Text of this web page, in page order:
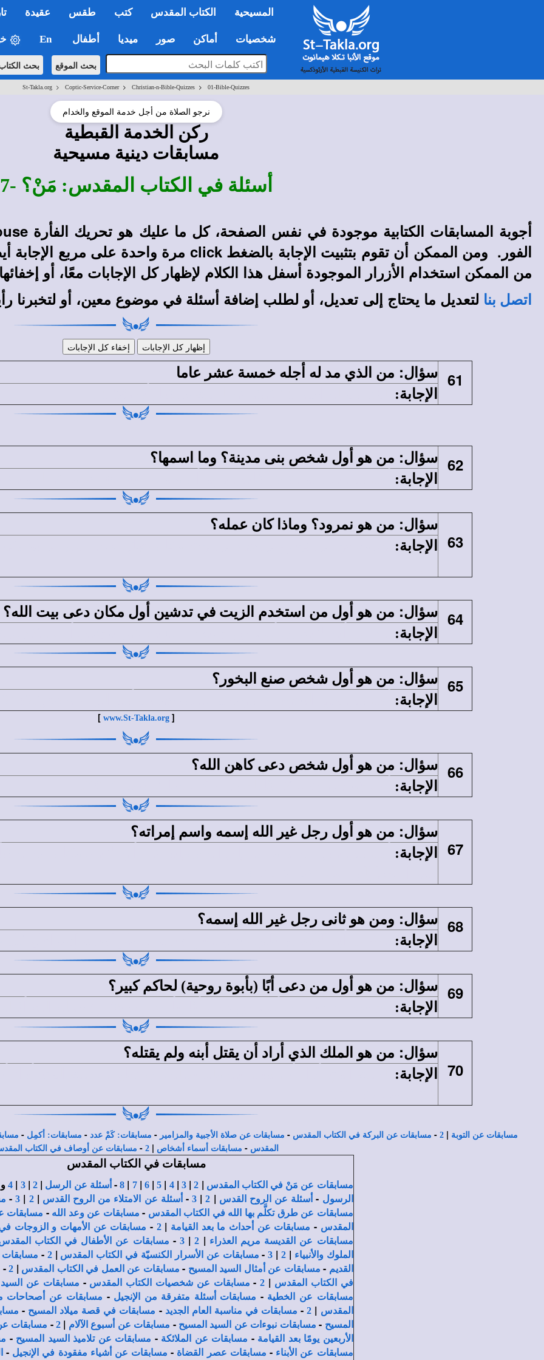
المسيحية الكتاب المقدس كتب طقس عقيدة
شخصيات أماكن صور ميديا أطفال En
بحث الموقع بحث
St-Takla.org > Coptic-Service-Corner> Christian-n-Bible-Quizzes > 01-Bible-Quizzes
نرجو الصلاة من أجل خدمة الموقع والخدام
ركن الخدمة القبطية
مسابقات دينية مسيحية
أسئلة في الكتاب المقدس: مَنْ؟ -7
أجوبة المسابقات الكتابية موجودة في نفس الصفحة، كل ما عليك هو تحريك الفأرة
الفور. ومن الممكن أن تقوم بتثبيت الإجابة بالضغطclick مرة واحدة على مربع
من الممكن استخدام الأزرار الموجودة أسفل هذا الكلام لإظهار كل الإجابات معًا، أو
اتصل بنا لتعديل ما يحتاج إلى تعديل، أو لطلب إضافة أسئلة في موضوع معين، أو لتخبرنا
61 سؤال: من الذي مد له أجله خمسة عشر عاما
الإجابة:
62 سؤال: من هو أول شخص بنى مدينة؟ وما اسمها؟
الإجابة:
63
سؤال: من هو نمرود؟ وماذا كان عمله؟
الإجابة:
64 سؤال: من هو أول من استخدم الزيت في تدشين أول مكان دعى بيت الله؟
الإجابة:
65 سؤال: من هو أول شخص صنع البخور؟
الإجابة:
[ www.St-Takla.org]
66 سؤال: من هو أول شخص دعى كاهن الله؟
الإجابة:
67
سؤال: من هو أول رجل غير الله إسمه واسم إمراته؟
الإجابة:
68 سؤال: ومن هو ثانى رجل غير الله إسمه؟
الإجابة:
69 سؤال: من هو أول من دعى أبًا (بأبوة روحية) لحاكم كبير؟
الإجابة:
70
سؤال: من هو الملك الذي أراد أن يقتل أبنه ولم يقتله؟
الإجابة:
مسابقات عن التوبة |
2
- مسابقات عن البركة في الكتاب المقدس - مسابقات عن صلاة الأجبية والمزامير - مسابقات: كَمْ عدد - مسابقات: أكمِل -
المقدس - مسابقات أسماء أشخاص |
2
- مسابقات عن أوصاف في الكتاب
مسابقات في الكتاب المقدس
مسابقات عن مَنْ في الكتاب المقدس |
2
|
3
|
4
|
5
|
6
|
7
|
8
- أسئلة عن الرسل |
2
|
3
|
4
الرسول - أسئلة عن الروح القدس |
2
|
3
- أسئلة عن الامتلاء من الروح القدس |
2
|
3
-
مسابقات عن طرق تكلَّم بها الله في الكتاب المقدس - مسابقات عن وعد الله - مسابقات
المقدس - مسابقات عن أحداث ما بعد القيامة |
2
- مسابقات عن الأمهات و الزوجات في
مسابقات عن القديسة مريم العذراء |
2
|
3
- مسابقات عن الأطفال في الكتاب
الملوك والأنبياء |
2
|
3
- مسابقات عن الأسرار الكنسيّة في الكتاب المقدس |
2
- مسابقات
القديم - مسابقات عن أمثال السيد المسيح - مسابقات عن العمل في الكتاب المقدس |
2
-
في الكتاب المقدس |
2
- مسابقات عن شخصيات الكتاب المقدس - مسابقات عن
مسابقات عن الخطية - مسابقات أسئلة متفرقة من الإنجيل - مسابقات عن أصحاحات
المقدس |
2
- مسابقات في مناسبة العام الجديد - مسابقات في قصة ميلاد المسيح -
المسيح - مسابقات نبوءات عن السيد المسيح - مسابقات عن أسبوع الآلام |
2
- مسابقات
الأربعين يومًا بعد القيامة - مسابقات عن الملائكة - مسابقات عن تلاميذ السيد المسيح -
مسابقات عن الأبناء - مسابقات عصر القضاة - مسابقات عن أشياء مفقودة في الإنجيل -